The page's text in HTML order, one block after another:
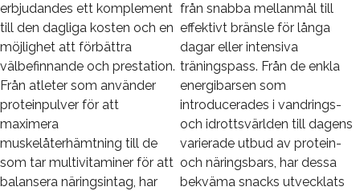
erbjudandes ett komplement
till den dagliga kosten och en
möjlighet att förbättra
välbefinnande och prestation.
Från atleter som använder
proteinpulver för att
maximera
muskelåterhämtning till de
som tar multivitaminer för att
balansera näringsintag, har
från snabba mellanmål till
effektivt bränsle för långa
dagar eller intensiva
träningspass. Från de enkla
energibarsen som
introducerades i vandrings-
och idrottsvärlden till dagens
varierade utbud av protein-
och näringsbars, har dessa
bekväma snacks utvecklats